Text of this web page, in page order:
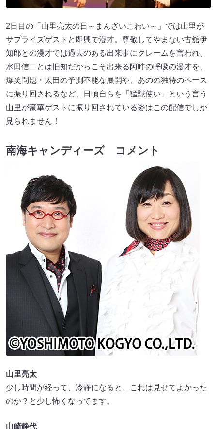
2日目の「山里亮太の日～まんざいこわい～」では山里が
サプライズゲストと即興で漫才。尊敬してやまない古舘伊
知郎との漫才では過去のある出来事にクレームを言われ、
水田信二とは旧知だからこそ出来る阿吽の呼吸の漫才を、
爆笑問題・太田の予測不能な展開や、あのの独特のペース
に振り回されるなど、日頃自らを「猛獣使い」という言う
山里が豪華ゲストに振り回されている姿はこの配信でしか
見られません！
南海キャンディーズ コメント
山里亮太
少し時間が経って、冷静になると、これは見せてよかった
のか？と少し怖くなってます。
山崎静代